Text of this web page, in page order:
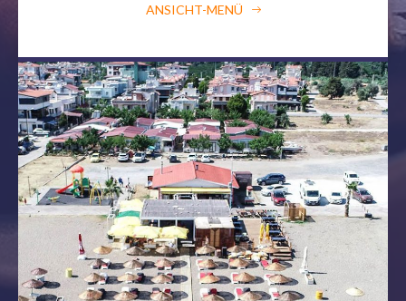
ANSICHT-MENÜ